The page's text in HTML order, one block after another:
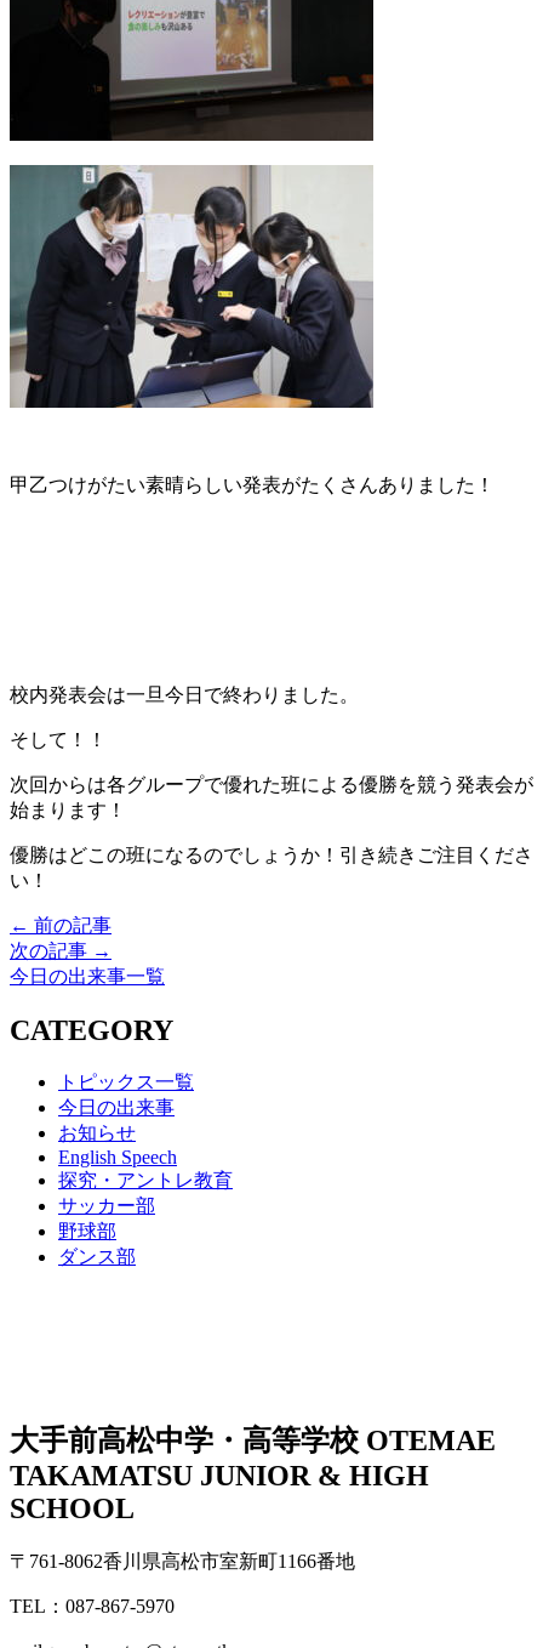
甲乙つけがたい素晴らしい発表がたくさんありました！
校内発表会は一旦今日で終わりました。
そして！！
次回からは各グループで優れた班による優勝を競う発表会が
始まります！
優勝はどこの班になるのでしょうか！引き続きご注目くださ
い！
← 前の記事
次の記事 →
今日の出来事一覧
CATEGORY
トピックス一覧
今日の出来事
お知らせ
English Speech
探究・アントレ教育
サッカー部
野球部
ダンス部
大手前高松中学・高等学校 OTEMAE
TAKAMATSU JUNIOR & HIGH
SCHOOL
〒761-8062香川県高松市室新町1166番地
TEL：087-867-5970